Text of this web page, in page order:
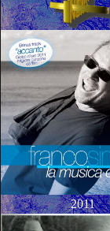
2011